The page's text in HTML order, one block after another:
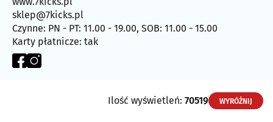
sklep@7kicks.pl
Czynne: PN - PT: 11.00 - 19.00, SOB: 11.00 - 15.00
Karty płatnicze: tak
Ilość wyświetleń: 70519 WYRÓŻNIJ